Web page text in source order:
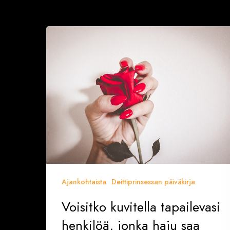
Voisitko
jonka
yökkimään?
Ajankohtaista Deittiprinsessan päiväkirja
Voisitko kuvitella tapailevasi
henkilöä, jonka haju saa